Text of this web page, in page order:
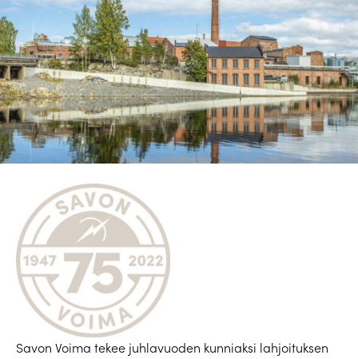
Savon Voima tekee juhlavuoden kunniaksi lahjoituksen